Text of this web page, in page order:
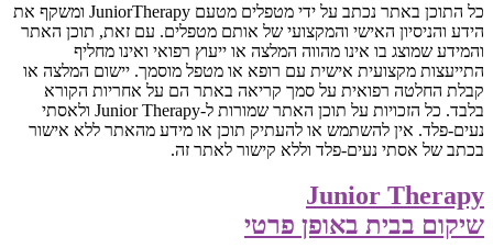
כל התוכן באתר נכתב על ידי מטפלים מטעם JuniorTherapy ומשקף את
הידע והניסיון האישי והמקצועי של אותם מטפלים. עם זאת, תוכן האתר
והמידע שמוצג בו אינו מהווה המלצה או ייעוץ רפואי ואינו מחליף
התייעצות מקצועית אישית עם רופא או מטפל מוסמך. יישום המלצה או
קבלת החלטה רפואית על סמך קריאה באתר הם על אחריות הקורא
בלבד. כל הזכויות על תוכן האתר שמורות ל-Junior Therapy ולאסתי
נעים-פלד. אין להשתמש או להעתיק תוכן או מידע מהאתר ללא אישור
בכתב של אסתי נעים-פלד וללא קישור לאתר זה.
Junior Therapy
שיקום בבית באופן פרטי